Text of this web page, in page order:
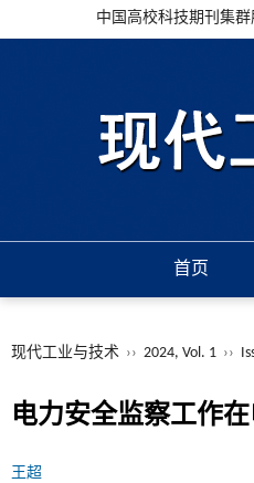
中国高校科技期刊集群
首页
现代工业与技术 ›› 2024, Vol. 1 ››
电力安全监察工作
王超